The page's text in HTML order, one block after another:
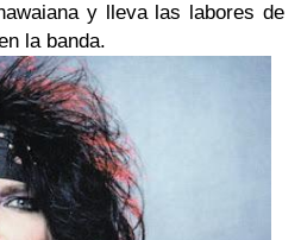
y lleva las labores de
la banda.